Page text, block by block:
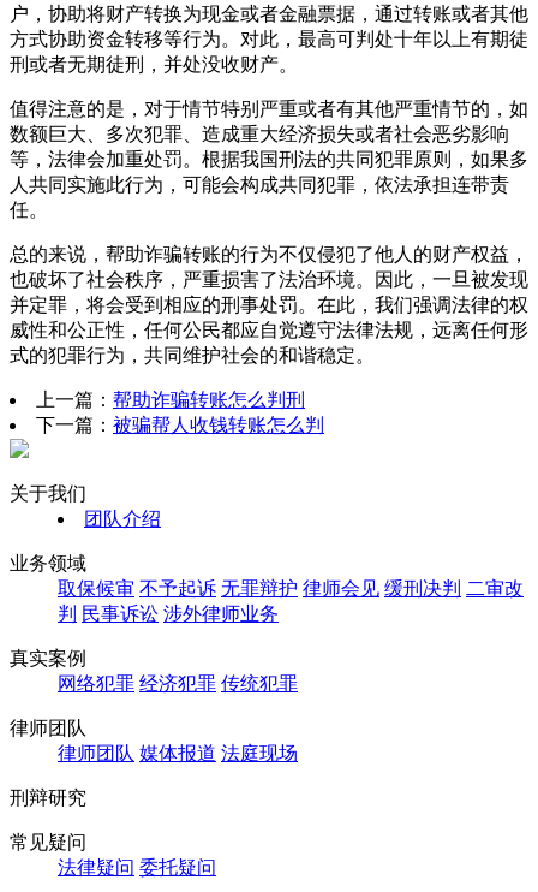
户，协助将财产转换为现金或者金融票据，通过转账或者其他
方式协助资金转移等行为。对此，最高可判处十年以上有期徒
刑或者无期徒刑，并处没收财产。
值得注意的是，对于情节特别严重或者有其他严重情节的，如
数额巨大、多次犯罪、造成重大经济损失或者社会恶劣影响
等，法律会加重处罚。根据我国刑法的共同犯罪原则，如果多
人共同实施此行为，可能会构成共同犯罪，依法承担连带责
任。
总的来说，帮助诈骗转账的行为不仅侵犯了他人的财产权益，
也破坏了社会秩序，严重损害了法治环境。因此，一旦被发现
并定罪，将会受到相应的刑事处罚。在此，我们强调法律的权
威性和公正性，任何公民都应自觉遵守法律法规，远离任何形
式的犯罪行为，共同维护社会的和谐稳定。
上一篇： 帮助诈骗转账怎么判刑
下一篇： 被骗帮人收钱转账怎么判
关于我们
团队介绍
业务领域
取保候审 不予起诉 无罪辩护 律师会见 缓刑决判 二审改
判 民事诉讼 涉外律师业务
真实案例
网络犯罪 经济犯罪 传统犯罪
律师团队
律师团队 媒体报道 法庭现场
刑辩研究
常见疑问
法律疑问 委托疑问